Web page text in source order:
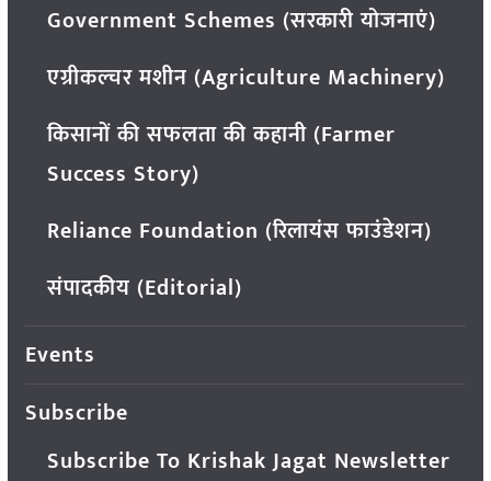
Government Schemes (सरकारी योजनाएं)
एग्रीकल्चर मशीन (Agriculture Machinery)
किसानों की सफलता की कहानी (Farmer
Success Story)
Reliance Foundation (रिलायंस फाउंडेशन)
संपादकीय (Editorial)
Events
Subscribe
Subscribe To Krishak Jagat Newsletter